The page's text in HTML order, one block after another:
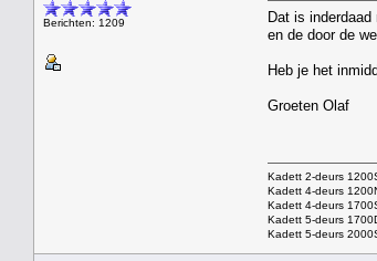
Berichten: 1209
Dat is
en de door de
Heb je het
Groeten Olaf
Kadett 2-deurs
Kadett 4-deurs
Kadett 4-deurs
Kadett 5-deurs
Kadett 5-deurs